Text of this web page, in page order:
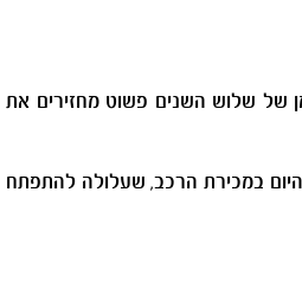
של שלוש השנים פשוט מחזירים את
במכירת הרכב, שעלולה להתפתח